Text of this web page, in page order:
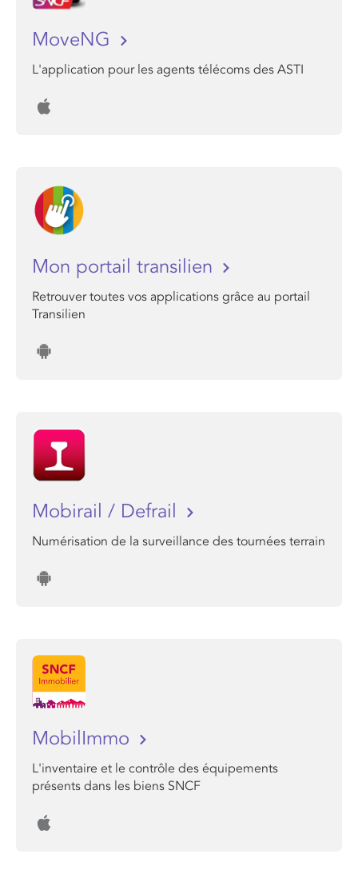
MoveNG
L'application pour les agents télécoms des ASTI
Mon portail transilien
Retrouver toutes vos applications grâce au portail
Transilien
Mobirail / Defrail
Numérisation de la surveillance des tournées terrain
MobilImmo
L'inventaire et le contrôle des équipements
présents dans les biens SNCF